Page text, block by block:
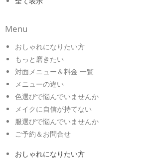
Menu
おしゃれになりたい方
もっと磨きたい
対面メニュー＆料金 一覧
メニューの違い
色選びで悩んでいませんか
メイクに自信が持てない
服選びで悩んでいませんか
ご予約＆お問合せ
おしゃれになりたい方